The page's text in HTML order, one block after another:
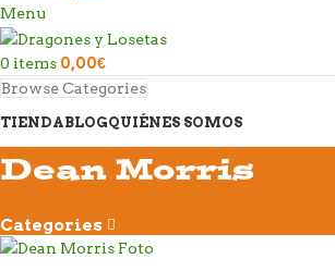
Menu
0 items 0,00€
Browse Categories
TIENDABLOGQUIÉNES SOMOS
Dean Morris
Categories